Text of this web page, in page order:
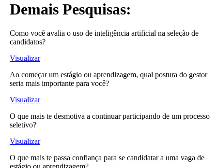
Demais Pesquisas:
Como você avalia o uso de inteligência artificial na seleção de
candidatos?
Visualizar
Ao começar um estágio ou aprendizagem, qual postura do gestor
seria mais importante para você?
Visualizar
O que mais te desmotiva a continuar participando de um processo
seletivo?
Visualizar
O que mais te passa confiança para se candidatar a uma vaga de
estágio ou aprendizagem?